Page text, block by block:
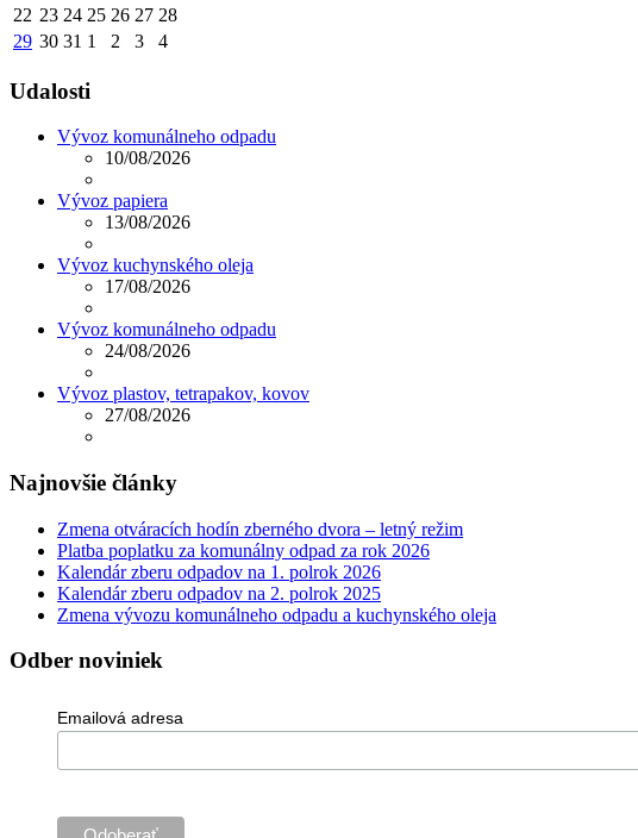
22 23 24 25 26 27 28
29 30 31 1 2 3 4
Udalosti
Vývoz komunálneho odpadu
10/08/2026
Vývoz papiera
13/08/2026
Vývoz kuchynského oleja
17/08/2026
Vývoz komunálneho odpadu
24/08/2026
Vývoz plastov, tetrapakov, kovov
27/08/2026
Najnovšie články
Zmena otváracích hodín zberného dvora – letný režim
Platba poplatku za komunálny odpad za rok 2026
Kalendár zberu odpadov na 1. polrok 2026
Kalendár zberu odpadov na 2. polrok 2025
Zmena vývozu komunálneho odpadu a kuchynského oleja
Odber noviniek
Emailová adresa